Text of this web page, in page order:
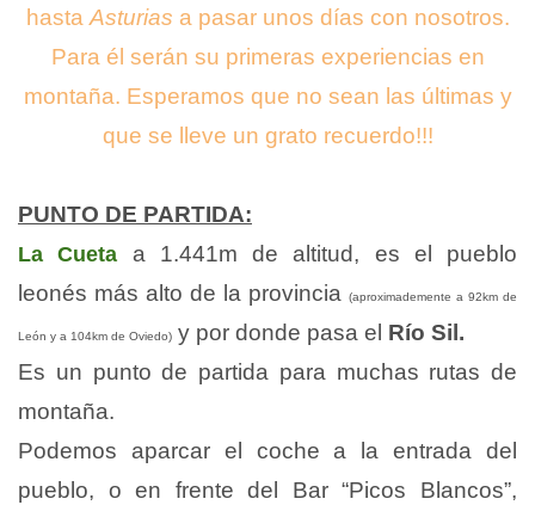
hasta Asturias a pasar unos días con nosotros.
Para él serán su primeras experiencias en
montaña. Esperamos que no sean las últimas y
que se lleve un grato recuerdo!!!
PUNTO DE PARTIDA:
La Cueta
a 1.441m de altitud, es el pueblo
leonés más alto de la provincia
(aproximademente a 92km de
León y a 104km de Oviedo) y por donde pasa el Río Sil.
Es un punto de partida para muchas rutas de
montaña.
Podemos aparcar el coche a la entrada del
pueblo, o en frente del Bar “Picos Blancos”,